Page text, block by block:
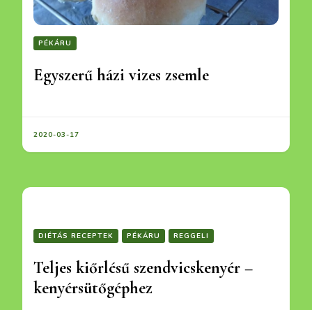
PÉKÁRU
Egyszerű házi vizes zsemle
2020-03-17
DIÉTÁS RECEPTEK PÉKÁRU REGGELI
Teljes kiőrlésű szendvicskenyér –
kenyérsütőgéphez